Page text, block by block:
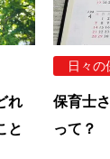
れ
と
日々の
保育士
って？